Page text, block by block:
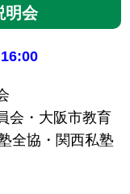
明会
会・大阪市教育
全協・関西私塾